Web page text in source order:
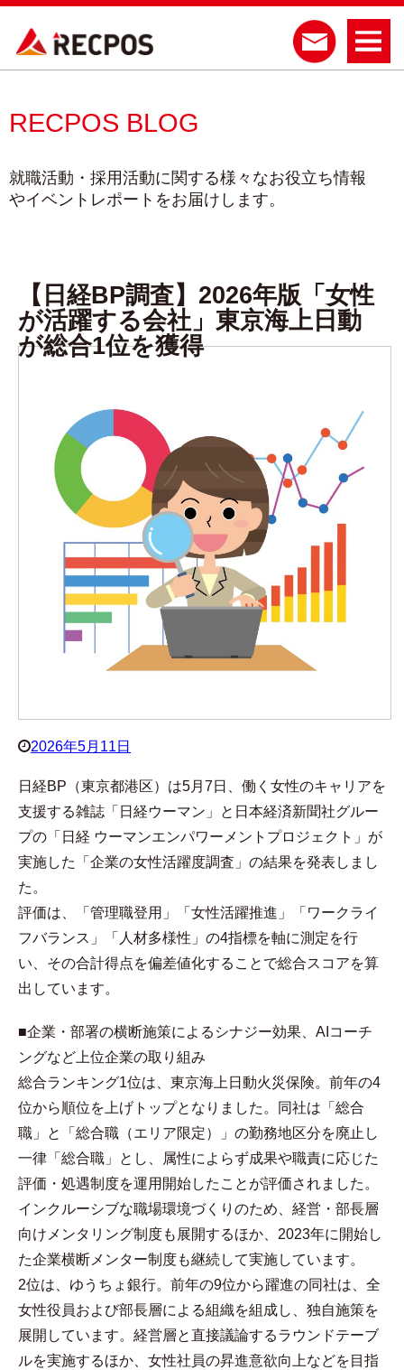
RECPOS BLOG
就職活動・採用活動に関する様々なお役立ち情報
やイベントレポートをお届けします。
【日経BP調査】2026年版「女性
が活躍する会社」東京海上日動
が総合1位を獲得
2026年5月11日
日経BP（東京都港区）は5月7日、働く女性のキャリアを
支援する雑誌「日経ウーマン」と日本経済新聞社グルー
プの「日経 ウーマンエンパワーメントプロジェクト」が
実施した「企業の女性活躍度調査」の結果を発表しまし
た。
評価は、「管理職登用」「女性活躍推進」「ワークライ
フバランス」「人材多様性」の4指標を軸に測定を行
い、その合計得点を偏差値化することで総合スコアを算
出しています。
■企業・部署の横断施策によるシナジー効果、AIコーチ
ングなど上位企業の取り組み
総合ランキング1位は、東京海上日動火災保険。前年の4
位から順位を上げトップとなりました。同社は「総合
職」と「総合職（エリア限定）」の勤務地区分を廃止し
一律「総合職」とし、属性によらず成果や職責に応じた
評価・処遇制度を運用開始したことが評価されました。
インクルーシブな職場環境づくりのため、経営・部長層
向けメンタリング制度も展開するほか、2023年に開始し
た企業横断メンター制度も継続して実施しています。
2位は、ゆうちょ銀行。前年の9位から躍進の同社は、全
女性役員および部長層による組織を組成し、独自施策を
展開しています。経営層と直接議論するラウンドテーブ
ルを実施するほか、女性社員の昇進意欲向上などを目指